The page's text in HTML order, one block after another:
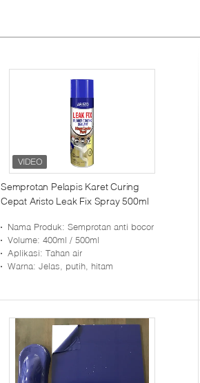
Semprotan Pelapis Karet Curing
Cepat Aristo Leak Fix Spray 500ml
Nama Produk: Semprotan anti bocor
Volume: 400ml / 500ml
Aplikasi: Tahan air
Warna: Jelas, putih, hitam